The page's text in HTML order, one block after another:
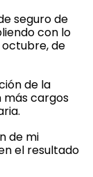
seguro de
con lo
octubre, de
de la
más cargos
de mi
el resultado